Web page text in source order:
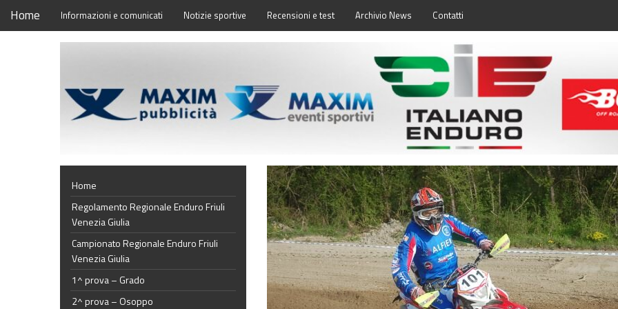
Home Informazioni e comunicati Notizie sportive Recensioni e test Archivio News Contatti
Home
Regolamento Regionale Enduro Friuli
Venezia Giulia
Campionato Regionale Enduro Friuli
Venezia Giulia
1^ prova – Grado
2^ prova – Osoppo